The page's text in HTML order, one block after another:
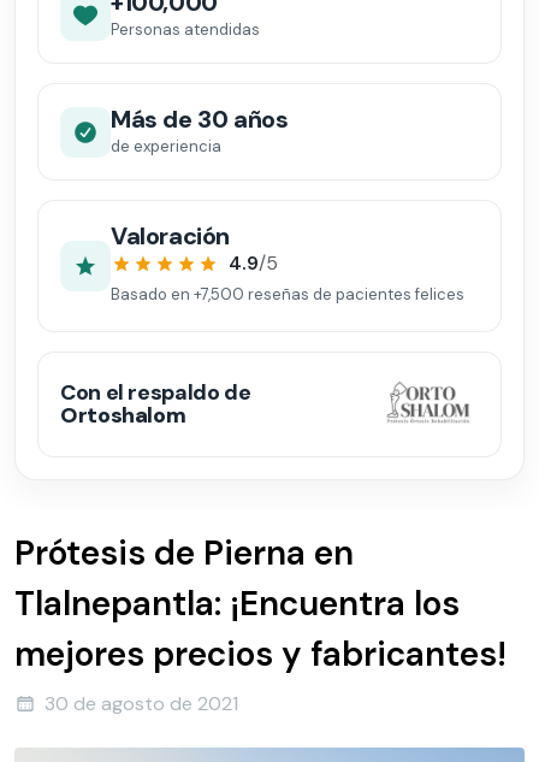
Personas atendidas
Más de 30 años
de experiencia
Valoración
4.9/5
Basado en +7,500 reseñas de pacientes felices
Con el respaldo de
Ortoshalom
Prótesis de Pierna en
Tlalnepantla: ¡Encuentra los
mejores precios y fabricantes!
30 de agosto de 2021